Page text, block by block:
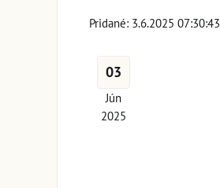
Pridané: 3.6.2025 07:30:43
03
Jún
2025